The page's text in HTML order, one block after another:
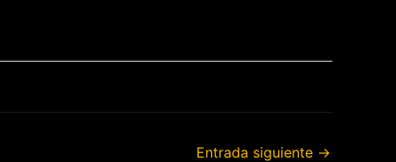
Entrada siguiente →